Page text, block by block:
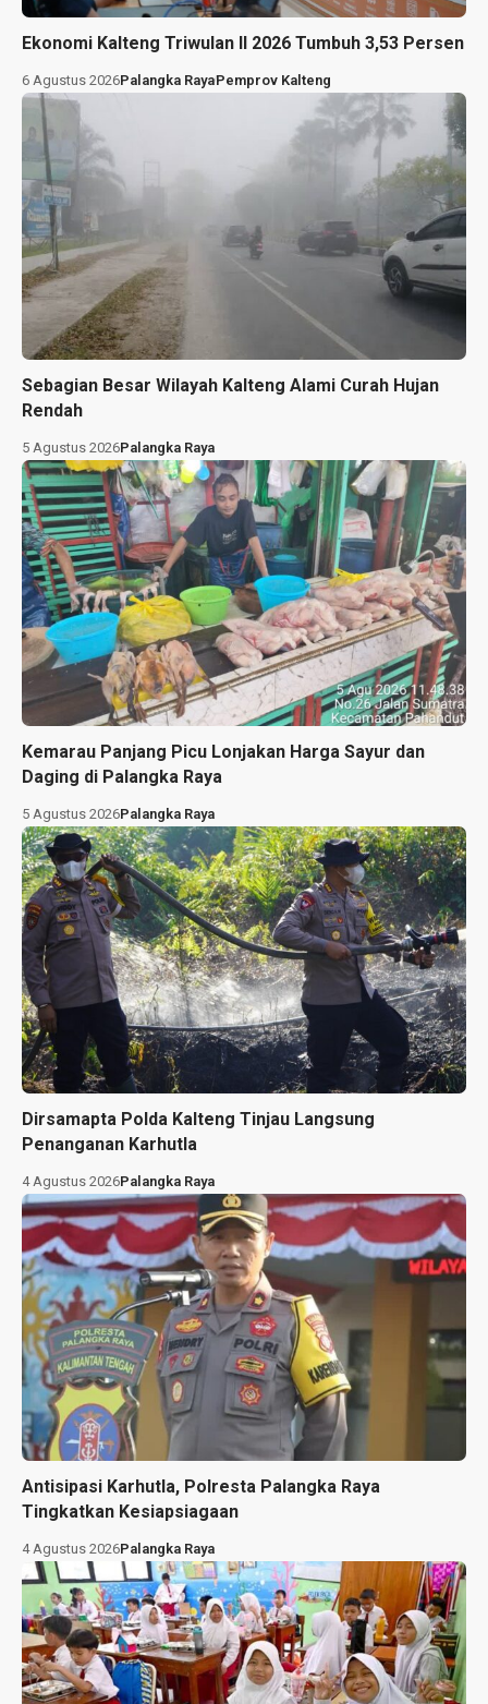
Ekonomi Kalteng Triwulan II 2026 Tumbuh 3,53 Persen
6 Agustus 2026Palangka RayaPemprov Kalteng
Sebagian Besar Wilayah Kalteng Alami Curah Hujan
Rendah
5 Agustus 2026Palangka Raya
Kemarau Panjang Picu Lonjakan Harga Sayur dan
Daging di Palangka Raya
5 Agustus 2026Palangka Raya
Dirsamapta Polda Kalteng Tinjau Langsung
Penanganan Karhutla
4 Agustus 2026Palangka Raya
Antisipasi Karhutla, Polresta Palangka Raya
Tingkatkan Kesiapsiagaan
4 Agustus 2026Palangka Raya